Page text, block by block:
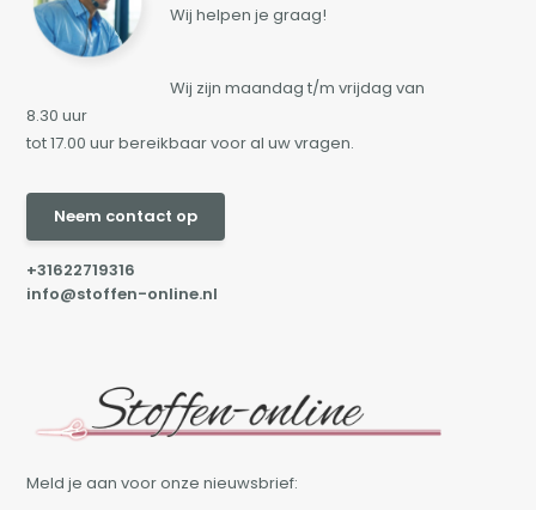
Wij helpen je graag!
Wij zijn maandag t/m vrijdag van
8.30 uur
tot 17.00 uur bereikbaar voor al uw vragen.
Neem contact op
+31622719316
info@stoffen-online.nl
Meld je aan voor onze nieuwsbrief: